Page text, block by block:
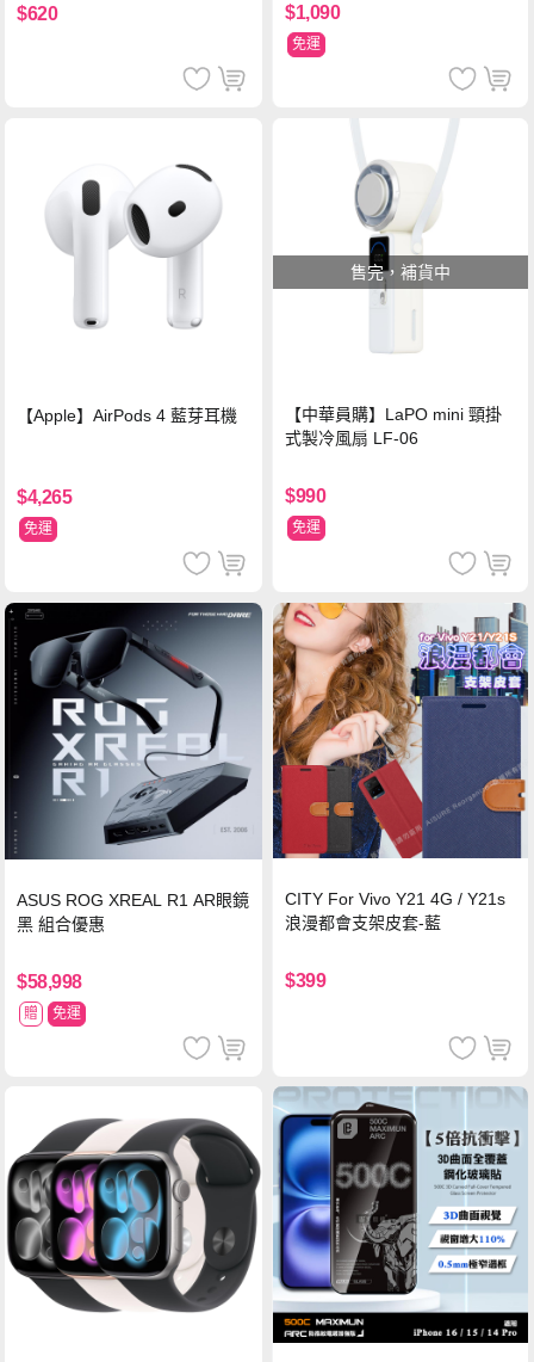
$620 $1,090
免運
【Apple】AirPods 4 藍芽耳機
$4,265
免運
售完，補貨中
【中華員購】LaPO mini 頸掛
式製冷風扇 LF-06
$990
免運
ASUS ROG XREAL R1 AR眼鏡
黑 組合優惠
$58,998
贈 免運
CITY For Vivo Y21 4G / Y21s
浪漫都會支架皮套-藍
$399